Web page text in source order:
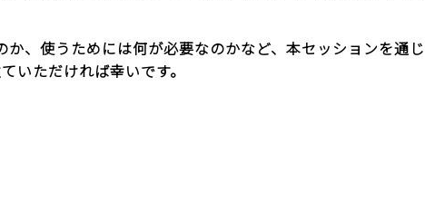
、使うためには何が必要なのかなど、本セッションを通
いただければ幸いです。